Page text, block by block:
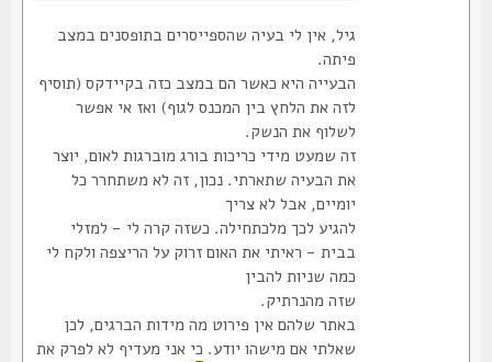
גיל, אין לי בעיה שהספייסרים בתופסנים במצב
פיתה.
הבעייה היא כאשר הם במצב כזה בקיידקס (תוסיף
לזה את הלחץ בין המכנס לגוף) ואז אי אפשר
לשלוף את הנשק.
זה שמעט מידי כריכות בורג מוברגות לאום, יוצר
את הבעיה שתארתי. נכון, זה לא משתחרר כל
יומיים, אבל לא צריך
להגיע לכך מלכתחילה. כשזה קרה לי - למזלי
בבית - ראיתי את האום זרוק על הריצפה ולקח לי
כמה שניות להבין
שזה מהנרתיק.
באתר שלהם אין פירוט מה מידות הברגים, לכן
שאלתי אם מישהו יודע. כי אני מעדיף לא לפרק את